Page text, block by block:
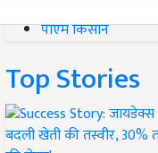
पीएम किसान
Top Stories